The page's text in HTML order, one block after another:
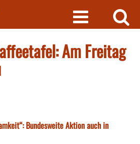
Am Freitag
Bundesweite Aktion auch in